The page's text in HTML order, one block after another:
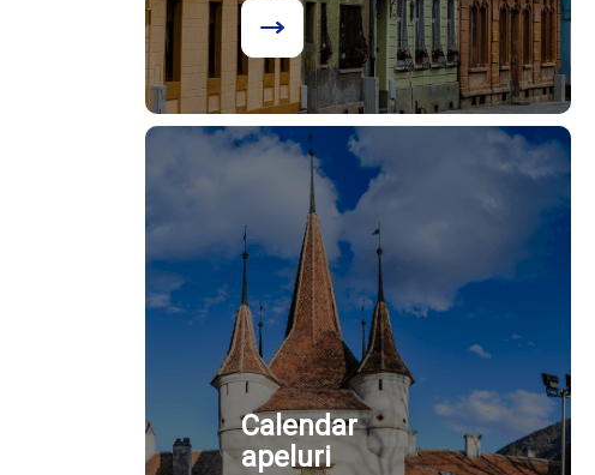
Calendar
apeluri